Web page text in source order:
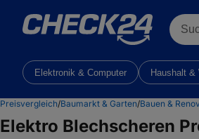
Elektronik & Computer Haushalt &
Preisvergleich/Baumarkt & Garten/Bauen &
Elektro Blechscheren